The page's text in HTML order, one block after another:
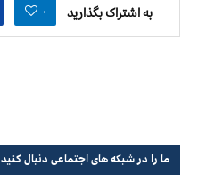
به اشتراک بگذارید ۰
ما را در شبکه های اجتماعی دنبال کنید